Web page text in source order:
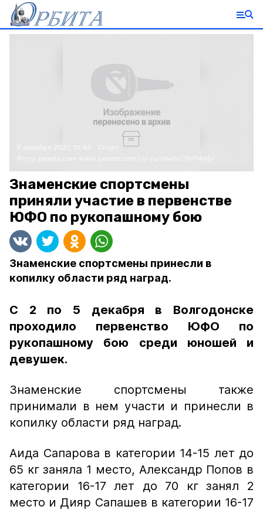
9 декабря 2021, 10:46
Знаменские спортсмены
приняли участие в первенстве
ЮФО по рукопашному бою
Знаменские спортсмены принесли в
копилку области ряд наград.
С 2 по 5 декабря в Волгодонске
проходило первенство ЮФО по
рукопашному бою среди юношей и
девушек.
Знаменские спортсмены также
принимали в нем участи и принесли в
копилку области ряд наград.
Аида Сапарова в категории 14-15 лет до
65 кг заняла 1 место, Александр Попов в
категории 16-17 лет до 70 кг занял 2
место и Дияр Сапашев в категории 16-17